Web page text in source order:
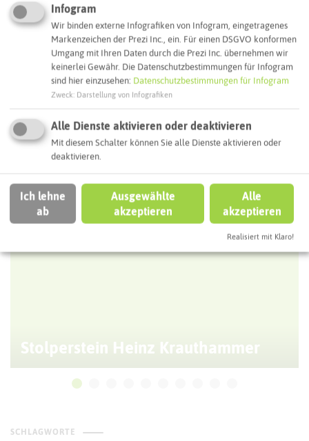
ÖPNV-Route finden
Autoroute finden
Was ihr hier noch erleben könnt
Stolperstein Heinz Krauthammer
SCHLAGWORTE
Infogram
Wir binden externe Infografiken von Infogram, eingetragenes
Markenzeichen der Prezi Inc., ein. Für einen DSGVO konformen
Umgang mit Ihren Daten durch die Prezi Inc. übernehmen wir
keinerlei Gewähr. Die Datenschutzbestimmungen für Infogram
sind hier einzusehen: Datenschutzbestimmungen für Infogram
Zweck Darstellung von Infografiken
Alle Dienste aktivieren oder deaktivieren
Mit diesem Schalter können Sie alle Dienste aktivieren oder
deaktivieren.
Ich lehne
ab
Ausgewählte
akzeptieren
Alle
akzeptieren
Realisiert mit Klaro!